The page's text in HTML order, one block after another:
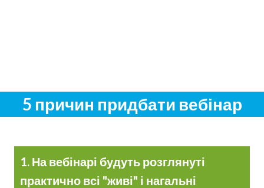
5 причин придбати вебінар
1. На вебінарі будуть розглянуті
практично всі "живі" і нагальні